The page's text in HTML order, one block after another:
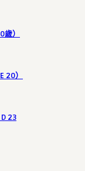
）
20）
23